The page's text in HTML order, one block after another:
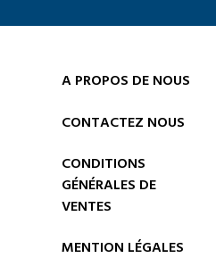
A PROPOS DE NOUS
CONTACTEZ NOUS
CONDITIONS
GÉNÉRALES DE
VENTES
MENTION LÉGALES